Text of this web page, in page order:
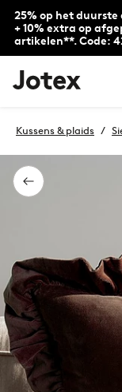
25% op het
+ 10% extra op
artikelen**. Code:
Jotex
logo
to
home
page
Terug
Kussens & plaids